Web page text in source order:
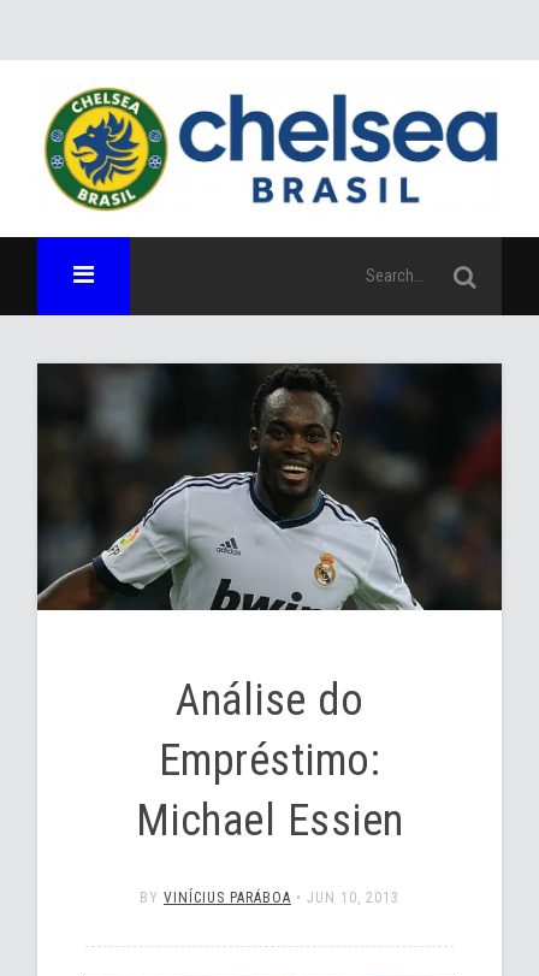
Análise do
Empréstimo:
Michael Essien
BY VINÍCIUS PARÁBOA • JUN 10, 2013